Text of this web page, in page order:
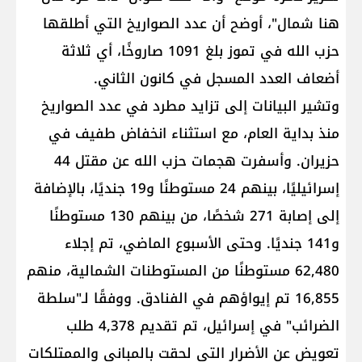
هنا شمال"، أوضح أن عدد الصواريخ التي أطلقها
حزب الله في تموز بلغ 1091 صاروخًا، أي ثلاثة
أضعاف العدد المسجل في كانون الثاني.
وتشير البيانات إلى تزايد مطرد في عدد الصواريخ
منذ بداية العام، مع استثناء انخفاض طفيف في
حزيران. وأسفرت هجمات حزب الله عن مقتل 44
إسرائيليًا، بينهم 24 مستوطنًا و19 جنديًا، بالإضافة
إلى إصابة 271 شخصًا، من بينهم 130 مستوطنًا
و141 جنديًا. وحتى الأسبوع الماضي، تم إجلاء
62,480 مستوطنًا من المستوطنات الشمالية، منهم
16,855 تم إيواؤهم في الفنادق. ووفقًا لـ"سلطة
الضرائب" في إسرائيل، تم تقديم 4,378 طلب
تعويض عن الأضرار التي لحقت بالمباني والممتلكات